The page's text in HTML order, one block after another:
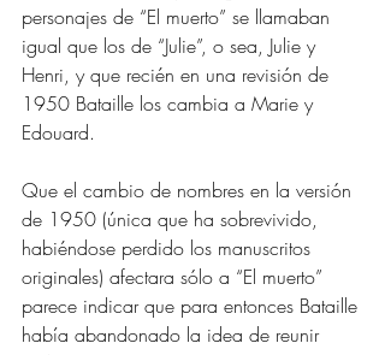
personajes de “El muerto” se llamaban
igual que los de “Julie”, o sea, Julie y
Henri, y que recién en una revisión de
1950 Bataille los cambia a Marie y
Edouard.
Que el cambio de nombres en la versión
de 1950 (única que ha sobrevivido,
habiéndose perdido los manuscritos
originales) afectara sólo a “El muerto”
parece indicar que para entonces Bataille
había abandonado la idea de reunir